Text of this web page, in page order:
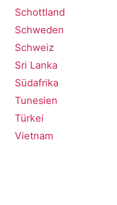
Schottland
Schweden
Schweiz
Sri Lanka
Südafrika
Tunesien
Türkei
Vietnam